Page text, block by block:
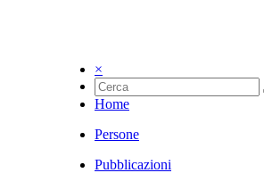
×
Home
Persone
Pubblicazioni